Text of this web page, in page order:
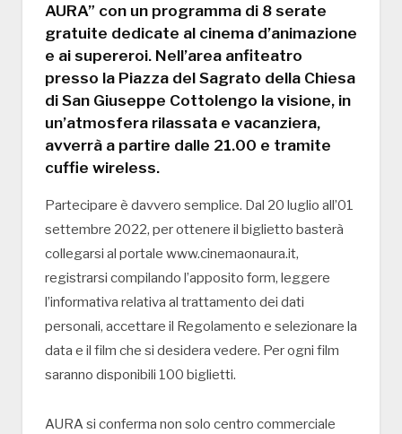
AURA” con un programma di 8 serate
gratuite dedicate al cinema d’animazione
e ai supereroi. Nell’area anfiteatro
presso la Piazza del Sagrato della Chiesa
di San Giuseppe Cottolengo la visione, in
un’atmosfera rilassata e vacanziera,
avverrà a partire dalle 21.00 e tramite
cuffie wireless.
Partecipare è davvero semplice. Dal 20 luglio all’01
settembre 2022, per ottenere il biglietto basterà
collegarsi al portale www.cinemaonaura.it,
registrarsi compilando l’apposito form, leggere
l’informativa relativa al trattamento dei dati
personali, accettare il Regolamento e selezionare la
data e il film che si desidera vedere. Per ogni film
saranno disponibili 100 biglietti.
AURA si conferma non solo centro commerciale